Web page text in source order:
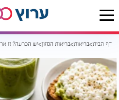
דף הבית בריאות בריאות המזון